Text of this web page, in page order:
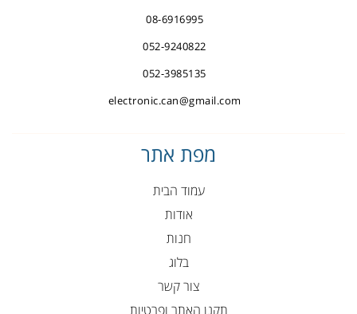
08-6916995
052-9240822
052-3985135
electronic.can@gmail.com
מפת אתר
עמוד הבית
אודות
חנות
בלוג
צור קשר
תקנן האתר ופרטיות